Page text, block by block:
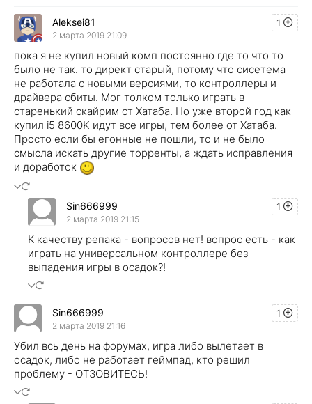
1
Aleksei81
2 марта 2019 21:09
пока я не купил новый комп постоянно где то что то
было не так. то директ старый, потому что сисетема
не работала с новыми версиями, то контроллеры и
драйвера сбиты. Мог толком только играть в
старенький скайрим от Хатаба. Но уже второй год как
купил i5 8600K идут все игры, тем более от Хатаба.
Просто если бы егонные не пошли, то и не было
смысла искать другие торренты, а ждать исправления
и доработок
1
Sin666999
2 марта 2019 21:15
К качеству репака - вопросов нет! вопрос есть - как
играть на универсальном контроллере без
выпадения игры в осадок?!
1
Sin666999
2 марта 2019 21:16
Убил всь день на форумах, игра либо вылетает в
осадок, либо не работает геймпад, кто решил
проблему - ОТЗОВИТЕСЬ!